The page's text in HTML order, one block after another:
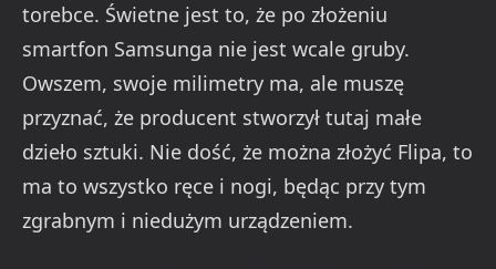
torebce. Świetne jest to, że po złożeniu
smartfon Samsunga nie jest wcale gruby.
Owszem, swoje milimetry ma, ale muszę
przyznać, że producent stworzył tutaj małe
dzieło sztuki. Nie dość, że można złożyć Flipa, to
ma to wszystko ręce i nogi, będąc przy tym
zgrabnym i niedużym urządzeniem.